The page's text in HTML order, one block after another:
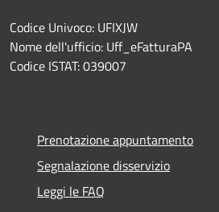
Codice Univoco: UFIXJW
Nome dell'ufficio: Uff_eFatturaPA
Codice ISTAT: 039007
Prenotazione appuntamento
Segnalazione disservizio
Leggi le FAQ